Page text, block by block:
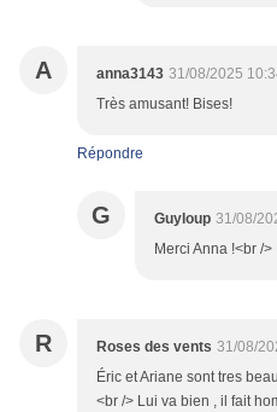
A anna3143 31/08/2025
Très amusant! Bises!
Répondre
G Guyloup 31/08/
Merci Anna !<br />
R Roses des vents 31/08/
Éric et Ariane sont tres
<br /> Lui va bien , il fait